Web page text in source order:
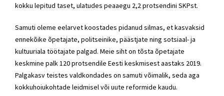
kokku lepitud taset, ulatudes peaaegu 2,2 protsendini SKPst.
Samuti oleme eelarvet koostades pidanud silmas, et kasvaksid
ennekõike õpetajate, politseinike, päästjate ning sotsiaal- ja
kultuuriala töötajate palgad. Meie siht on tõsta õpetajate
keskmine palk 120 protsendile Eesti keskmisest aastaks 2019.
Palgakasv teistes valdkondades on samuti võimalik, seda aga
kokkuhoiukohtade leidmisel või uute reformide kaudu.